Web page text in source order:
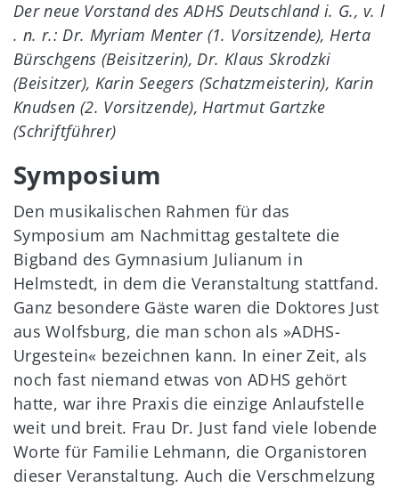
Der neue Vorstand des ADHS Deutschland i. G., v. l
. n. r.: Dr. Myriam Menter (1. Vorsitzende), Herta
Bürschgens (Beisitzerin), Dr. Klaus Skrodzki
(Beisitzer), Karin Seegers (Schatzmeisterin), Karin
Knudsen (2. Vorsitzende), Hartmut Gartzke
(Schriftführer)
Symposium
Den musikalischen Rahmen für das
Symposium am Nachmittag gestaltete die
Bigband des Gymnasium Julianum in
Helmstedt, in dem die Veranstaltung stattfand.
Ganz besondere Gäste waren die Doktores Just
aus Wolfsburg, die man schon als »ADHS-
Urgestein« bezeichnen kann. In einer Zeit, als
noch fast niemand etwas von ADHS gehört
hatte, war ihre Praxis die einzige Anlaufstelle
weit und breit. Frau Dr. Just fand viele lobende
Worte für Familie Lehmann, die Organistoren
dieser Veranstaltung. Auch die Verschmelzung